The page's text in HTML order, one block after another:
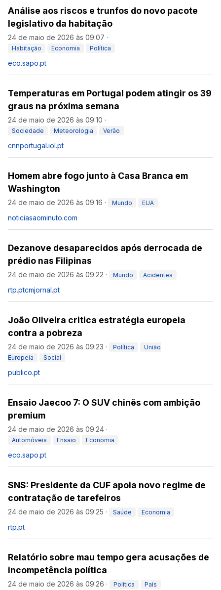
Análise aos riscos e trunfos do novo pacote
legislativo da habitação
24 de maio de 2026 às 09:07 ·
Habitação Economia Política
eco.sapo.pt
Temperaturas em Portugal podem atingir os 39
graus na próxima semana
24 de maio de 2026 às 09:10 ·
Sociedade Meteorologia Verão
cnnportugal.iol.pt
Homem abre fogo junto à Casa Branca em
Washington
24 de maio de 2026 às 09:16 · Mundo EUA
noticiasaominuto.com
Dezanove desaparecidos após derrocada de
prédio nas Filipinas
24 de maio de 2026 às 09:22 · Mundo Acidentes
rtp.ptcmjornal.pt
João Oliveira critica estratégia europeia
contra a pobreza
24 de maio de 2026 às 09:23 · Política
União
Europeia
Social
publico.pt
Ensaio Jaecoo 7: O SUV chinês com ambição
premium
24 de maio de 2026 às 09:24 ·
Automóveis Ensaio Economia
eco.sapo.pt
SNS: Presidente da CUF apoia novo regime de
contratação de tarefeiros
24 de maio de 2026 às 09:25 · Saúde Economia
rtp.pt
Relatório sobre mau tempo gera acusações de
incompetência política
24 de maio de 2026 às 09:26 · Política País